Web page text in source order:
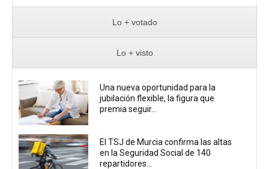
Lo + votado
Lo + visto
Una nueva oportunidad para la
jubilación flexible, la figura que
premia seguir...
El TSJ de Murcia confirma las altas
en la Seguridad Social de 140
repartidores...